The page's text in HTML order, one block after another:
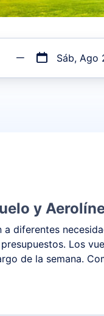
Sáb, Ago
y
diferentes
Los
de la semana.